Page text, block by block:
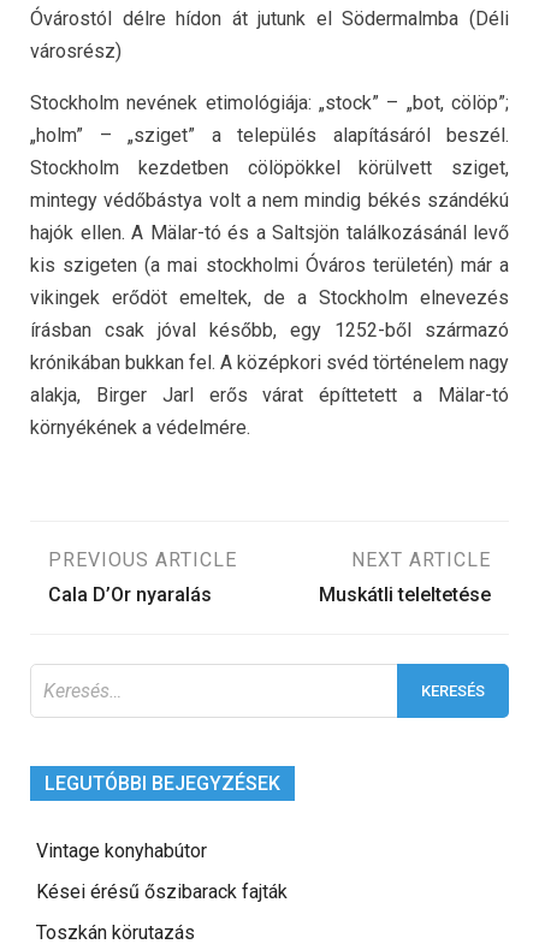
Óvárostól délre hídon át jutunk el Södermalmba (Déli
városrész)
Stockholm nevének etimológiája: „stock” – „bot, cölöp”;
„holm” – „sziget” a település alapításáról beszél.
Stockholm kezdetben cölöpökkel körülvett sziget,
mintegy védőbástya volt a nem mindig békés szándékú
hajók ellen. A Mälar-tó és a Saltsjön találkozásánál levő
kis szigeten (a mai stockholmi Óváros területén) már a
vikingek erődöt emeltek, de a Stockholm elnevezés
írásban csak jóval később, egy 1252-ből származó
krónikában bukkan fel. A középkori svéd történelem nagy
alakja, Birger Jarl erős várat építtetett a Mälar-tó
környékének a védelmére.
Bejegyzés
PREVIOUS ARTICLE
Cala D’Or nyaralás
NEXT ARTICLE
Muskátli teleltetése
LEGUTÓBBI BEJEGYZÉSEK
Vintage konyhabútor
Kései érésű őszibarack fajták
Toszkán körutazás